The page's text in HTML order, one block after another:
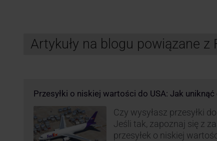
Artykuły na blogu powiązane z
Przesyłki o niskiej wartości do USA: Jak
Czy wysyłasz przesyłki
Jeśli tak, zapoznaj się z
przesyłek o niskiej